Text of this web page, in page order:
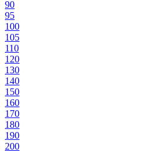
90
95
100
105
110
120
130
140
150
160
170
180
190
200